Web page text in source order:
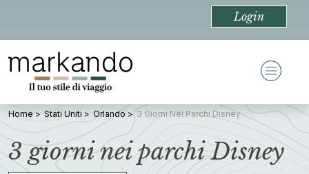
Login
Home Stati Uniti Orlando 3 Giorni Nei Parchi Disney
3 giorni nei parchi Disney